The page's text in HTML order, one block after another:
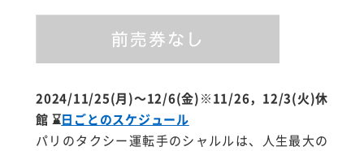
2024/11/25(月)〜12/6(金)※11/26，12/3(火)休
館 ⌛日ごとのスケジュール
パリのタクシー運転手のシャルルは、人生最大の